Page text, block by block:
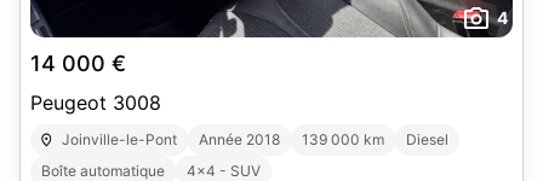
4
14 000 €
Peugeot 3008
Joinville-le-Pont Année 2018 139 000 km
Diesel
Boîte automatique
4x4 - SUV